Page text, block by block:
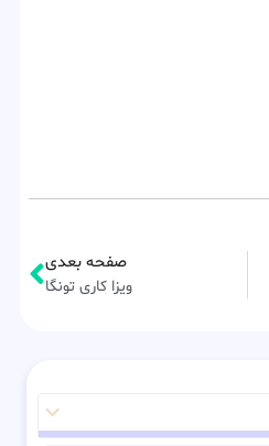
صفحه بعدی
ویزا کاری تونگا